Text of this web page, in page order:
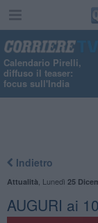
Calendario Pirelli,
diffuso il teaser:
focus sull'India
Indietro
Attualità Lunedì 25
AUGURI ai